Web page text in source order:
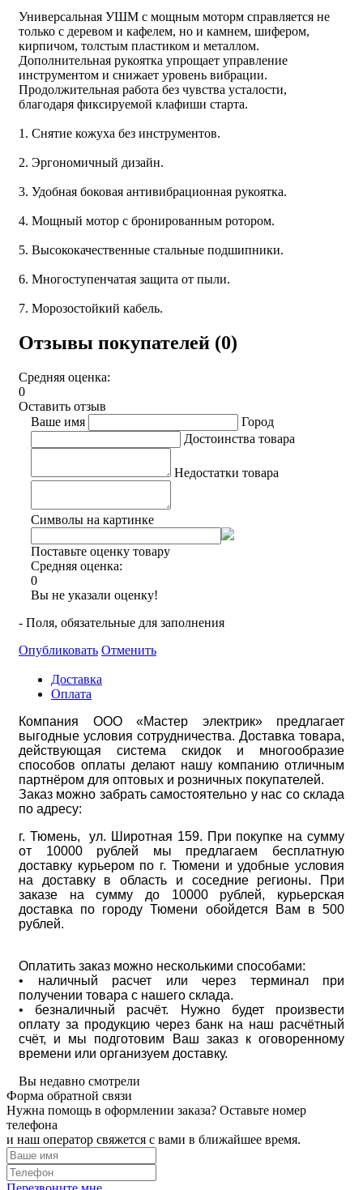
Универсальная УШМ с мощным моторм справляется не
только с деревом и кафелем, но и камнем, шифером,
кирпичом, толстым пластиком и металлом.
Дополнительная рукоятка упрощает управление
инструментом и снижает уровень вибрации.
Продолжительная работа без чувства усталости,
благодаря фиксируемой клафиши старта.
1. Снятие кожуха без инструментов.
2. Эргономичный дизайн.
3. Удобная боковая антивибрационная рукоятка.
4. Мощный мотор с бронированным ротором.
5. Высококачественные стальные подшипники.
6. Многоступенчатая защита от пыли.
7. Морозостойкий кабель.
Отзывы покупателей (0)
Средняя оценка:
0
Оставить отзыв
Ваше имя
Город
Достоинства товара
Недостатки товара
Символы на картинке
Поставьте оценку товару
Средняя оценка:
0
Вы не указали оценку!
- Поля, обязательные для заполнения
Опубликовать Отменить
Доставка
Оплата
Компания ООО «Мастер электрик» предлагает
выгодные условия сотрудничества. Доставка товара,
действующая система скидок и многообразие
способов оплаты делают нашу компанию отличным
партнёром для оптовых и розничных покупателей.
Заказ можно забрать самостоятельно у нас со склада
по адресу:
г. Тюмень, ул. Широтная 159. При покупке на сумму
от 10000 рублей мы предлагаем бесплатную
доставку курьером по г. Тюмени и удобные условия
на доставку в область и соседние регионы. При
заказе на сумму до 10000 рублей, курьерская
доставка по городу Тюмени обойдется Вам в 500
рублей.
Оплатить заказ можно несколькими способами:
• наличный расчет или через терминал при
получении товара с нашего склада.
• безналичный расчёт. Нужно будет произвести
оплату за продукцию через банк на наш расчётный
счёт, и мы подготовим Ваш заказ к оговоренному
времени или организуем доставку.
Вы недавно смотрели
Форма обратной связи
Нужна помощь в оформлении заказа? Оставьте номер
телефона
и наш оператор свяжется с вами в ближайшее время.